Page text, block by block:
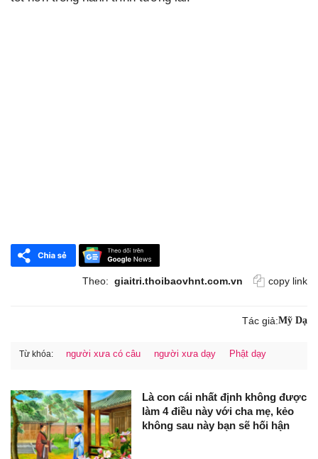
Theo: giaitri.thoibaovhnt.com.vn copy link
Tác giả:Mỹ Dạ
Từ khóa: người xưa có câu người xưa dạy Phật dạy
Là con cái nhất định không được
làm 4 điều này với cha mẹ, kẻo
không sau này bạn sẽ hối hận